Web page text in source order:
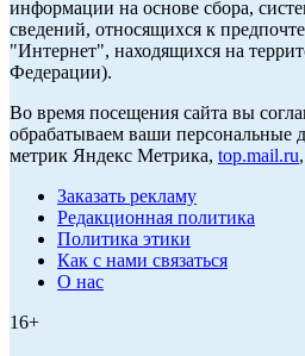
информации на основе сбора,
сведений, относящихся к
"Интернет", находящихся на
Федерации).
Во время посещения сайта вы
обрабатываем ваши персональные
метрик Яндекс Метрика, top.mail.ru
Заказать рекламу
Редакционная политика
Политика этики
Как с нами связаться
О нас
16+